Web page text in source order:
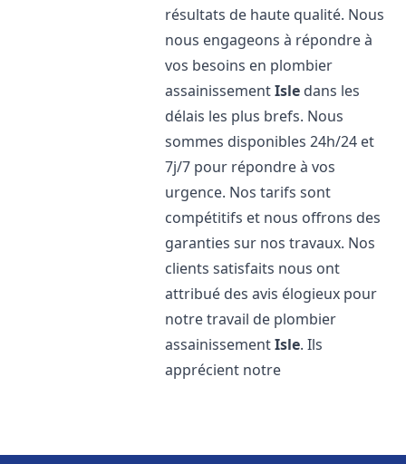
résultats de haute qualité. Nous
nous engageons à répondre à
vos besoins en plombier
assainissementIsle dans les
délais les plus brefs. Nous
sommes disponibles 24h/24 et
7j/7 pour répondre à vos
urgence. Nos tarifs sont
compétitifs et nous offrons des
garanties sur nos travaux. Nos
clients satisfaits nous ont
attribué des avis élogieux pour
notre travail de plombier
assainissementIsle. Ils
apprécient notre